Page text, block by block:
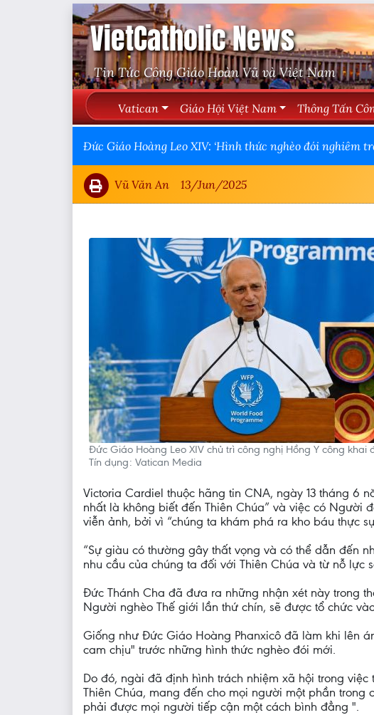
VietCatholic News
Tin Tức Công Giáo Hoàn Vũ và Việt Nam
Vatican Giáo Hội Việt Nam Thông Tấn
Đức Giáo Hoàng Leo XIV: ‘Hình thức nghèo đói nghiêm
Vũ Văn An 13/Jun/2025
Đức Giáo Hoàng Leo XIV chủ trì công nghị Hồng Y công
Tín dụng: Vatican Media
Victoria Cardiel thuộc hãng tin CNA, ngày 13 tháng 6
nhất là không biết đến Thiên Chúa” và việc có Người
viễn ảnh, bởi vì “chúng ta khám phá ra kho báu thực
“Sự giàu có thường gây thất vọng và có thể dẫn đến
nhu cầu của chúng ta đối với Thiên Chúa và từ nỗ
Đức Thánh Cha đã đưa ra những nhận xét này trong
Người nghèo Thế giới lần thứ chín, sẽ được tổ chức
Giống như Đức Giáo Hoàng Phanxicô đã làm khi lên
cam chịu" trước những hình thức nghèo đói mới.
Do đó, ngài đã định hình trách nhiệm xã hội trong
Thiên Chúa, mang đến cho mọi người một phần
phải được mọi người tiếp cận một cách bình đẳng ".